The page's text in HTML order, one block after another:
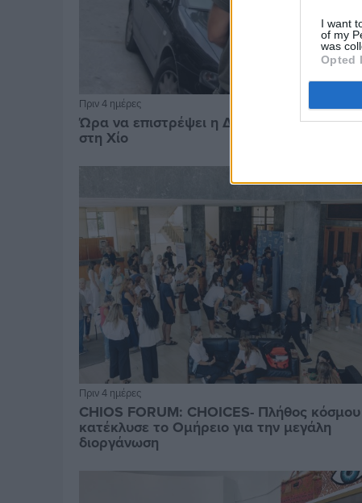
I want
of my
was
Opted
Πριν 4 ημέρες
Ώρα να επιστρέψει η Δημοτική Αστυνομία
στη Χίο
Πριν 4 ημέρες
CHIOS FORUM: CHOICES- Πλήθος κόσμου
κατέκλυσε το Ομήρειο για την μεγάλη
διοργάνωση